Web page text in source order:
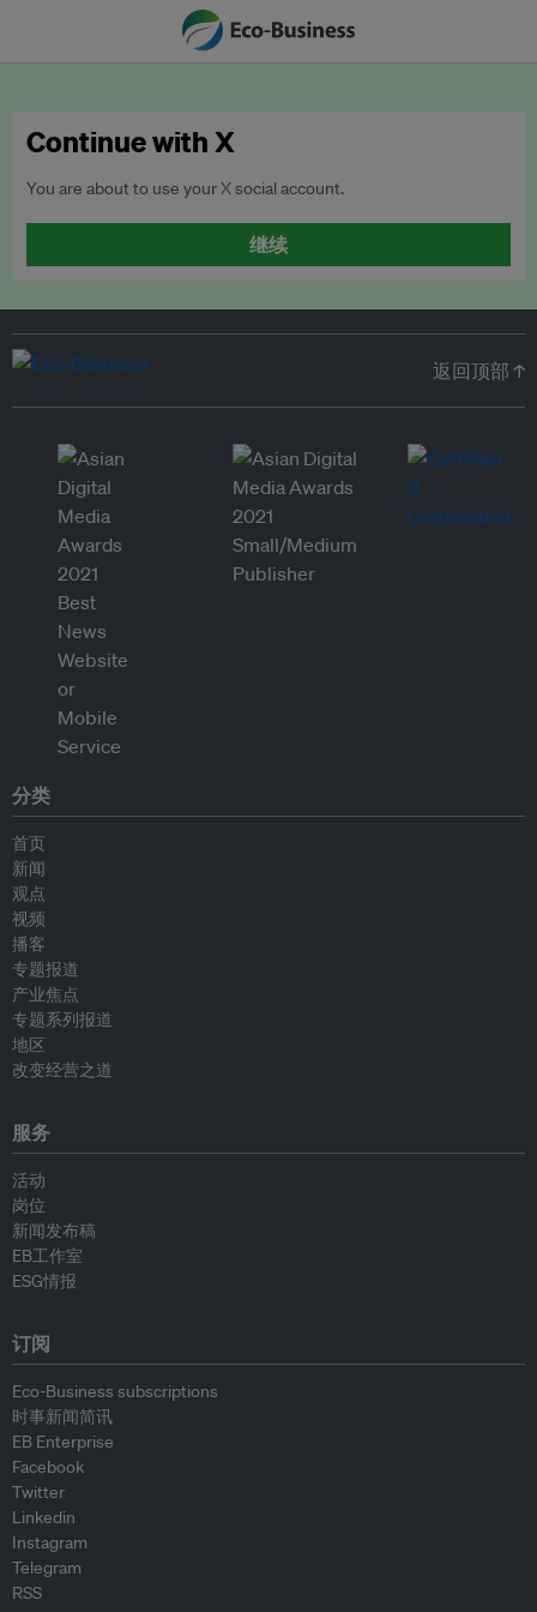
Continue with X
You are about to use your X social account.
继续
返回顶部 ↑
分类
首页
新闻
观点
视频
播客
专题报道
产业焦点
专题系列报道
地区
改变经营之道
服务
活动
岗位
新闻发布稿
EB工作室
ESG情报
订阅
Eco-Business subscriptions
时事新闻简讯
EB Enterprise
Facebook
Twitter
Linkedin
Instagram
Telegram
RSS